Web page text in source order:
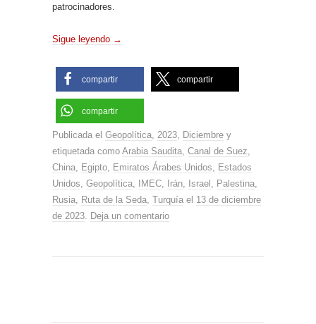
patrocinadores.
Sigue leyendo →
compartir compartir
compartir
Publicada el Geopolítica 2023 Diciembre y
etiquetada como Arabia Saudita Canal de Suez
China
Egipto Emiratos Árabes Unidos
Estados
Unidos Geopolítica IMEC Irán Israel Palestina
Rusia
Ruta de la Seda Turquía el 13 de diciembre
de 2023
Deja un comentario